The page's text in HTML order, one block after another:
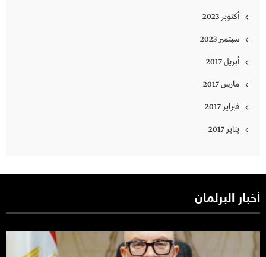
أكتوبر 2023
سبتمبر 2023
أبريل 2017
مارس 2017
فبراير 2017
يناير 2017
أخبار البرلمان